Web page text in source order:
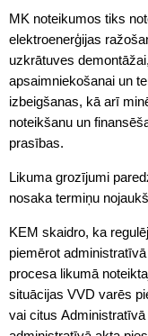
MK noteikumos tiks
elektroenerģijas
uzkrātuves
apsaimniekošanai un
izbeigšanas, kā arī
noteikšanu un
prasības.
Likuma grozījumi
nosaka termiņu
KEM skaidro, ka
piemērot
procesa likumā
situācijas VVD varēs
vai citus